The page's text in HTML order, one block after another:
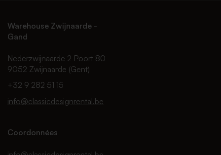
Warehouse Zwijnaarde -
Gand
Nederzwijnaarde 2 Poort 80
9052 Zwijnaarde (Gent)
+32 9 282 51 15
info@classicdesignrental.be
Coordonnées